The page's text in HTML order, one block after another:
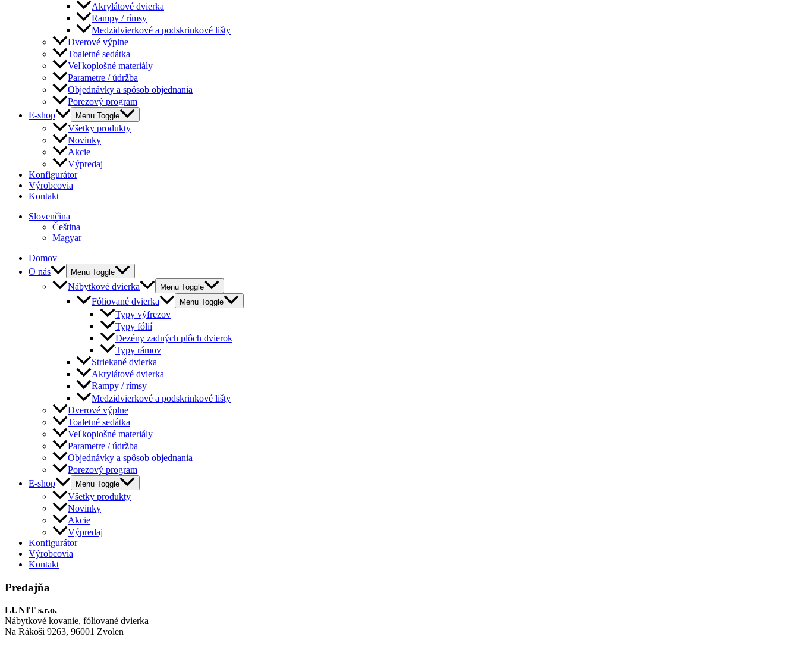
Akrylátové dvierka
Rampy / rímsy
Medzidvierkové a podskrinkové lišty
Dverové výplne
Toaletné sedátka
Veľkoplošné materiály
Parametre / údržba
Objednávky a spôsob objednania
Porezový program
E-shop
Menu Toggle
Všetky produkty
Novinky
Akcie
Výpredaj
Konfigurátor
Výrobcovia
Kontakt
Slovenčina
Čeština
Magyar
Domov
O nás
Menu Toggle
Nábytkové dvierka Menu Toggle
Fóliované dvierka Menu Toggle
Typy výfrezov
Typy fólií
Dezény zadných plôch dvierok
Typy rámov
Striekané dvierka
Akrylátové dvierka
Rampy / rímsy
Medzidvierkové a podskrinkové lišty
Dverové výplne
Toaletné sedátka
Veľkoplošné materiály
Parametre / údržba
Objednávky a spôsob objednania
Porezový program
E-shop
Menu Toggle
Všetky produkty
Novinky
Akcie
Výpredaj
Konfigurátor
Výrobcovia
Kontakt
Predajňa
LUNIT s.r.o.
Nábytkové kovanie, fóliované dvierka
Na Rákoši 9263, 96001 Zvolen